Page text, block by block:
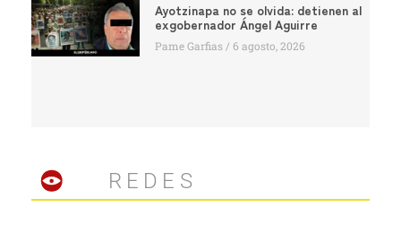
Ayotzinapa no se olvida: detienen al
exgobernador Ángel Aguirre
Pame Garfias 6 agosto, 2026
REDES